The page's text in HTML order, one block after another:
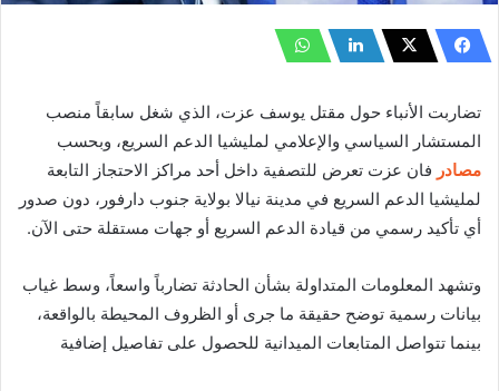
تضاربت الأنباء حول مقتل يوسف عزت، الذي شغل سابقاً منصب
المستشار السياسي والإعلامي لمليشيا الدعم السريع، وبحسب
مصادر فان عزت تعرض للتصفية داخل أحد مراكز الاحتجاز التابعة
لمليشيا الدعم السريع في مدينة نيالا بولاية جنوب دارفور، دون صدور
أي تأكيد رسمي من قيادة الدعم السريع أو جهات مستقلة حتى الآن.
وتشهد المعلومات المتداولة بشأن الحادثة تضارباً واسعاً، وسط غياب
بيانات رسمية توضح حقيقة ما جرى أو الظروف المحيطة بالواقعة،
بينما تتواصل المتابعات الميدانية للحصول على تفاصيل إضافية